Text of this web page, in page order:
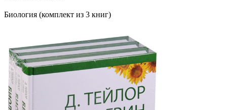
Биология (комплект из 3 книг)